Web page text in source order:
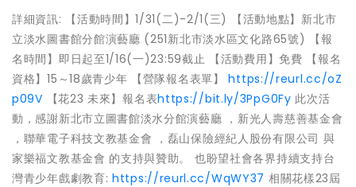
詳細資訊: 【活動時間】1/31(二)-2/1(三) 【活動地點】新北市
立淡水圖書館分館演藝廳 (251新北市淡水區文化路65號) 【報
名時間】即日起至1/16(一)23:59截止 【活動費用】免費 【報名
資格】15～18歲青少年 【營隊報名表單】https://reurl.cc/oZ
p09V 【花23 未來】報名表https://bit.ly/3PpG0Fy 此次活
動，感謝新北市立圖書館淡水分館演藝廳 ，新光人壽慈善基金會
，聯華電子科技文教基金會 ，磊山保險經紀人股份有限公司 與
家樂福文教基金會 的支持與贊助。 也盼望社會各界持續支持台
灣青少年戲劇教育: https://reurl.cc/WqWY37 相關花樣23屆